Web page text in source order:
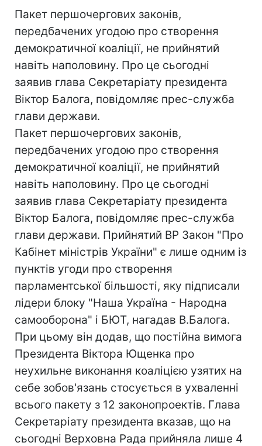
Пакет першочергових законів,
передбачених угодою про створення
демократичної коаліції, не прийнятий
навіть наполовину. Про це сьогодні
заявив глава Секретаріату президента
Віктор Балога, повідомляє прес-служба
глави держави.
Пакет першочергових законів,
передбачених угодою про створення
демократичної коаліції, не прийнятий
навіть наполовину. Про це сьогодні
заявив глава Секретаріату президента
Віктор Балога, повідомляє прес-служба
глави держави. Прийнятий ВР Закон "Про
Кабінет міністрів України" є лише одним із
пунктів угоди про створення
парламентської більшості, яку підписали
лідери блоку "Наша Україна - Народна
самооборона" і БЮТ, нагадав В.Балога.
При цьому він додав, що постійна вимога
Президента Віктора Ющенка про
неухильне виконання коаліцією узятих на
себе зобов'язань стосується в ухваленні
всього пакету з 12 законопроектів. Глава
Секретаріату президента вказав, що на
сьогодні Верховна Рада прийняла лише 4